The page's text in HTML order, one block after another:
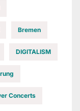
Bremen
DIGITALISM
Concerts